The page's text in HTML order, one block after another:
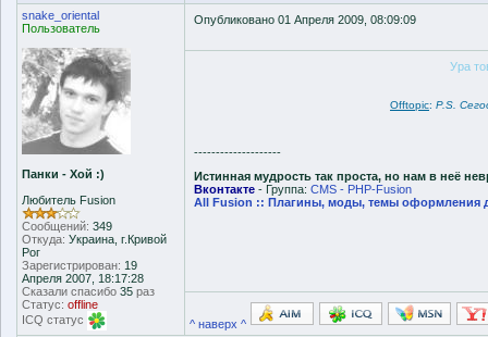
snake_oriental
Пользователь
Панки - Хой :)
Любитель Fusion
Сообщений: 349
Откуда: Украина, г.Кривой
Рог
Зарегистрирован: 19
Апреля 2007, 18:17:28
Сказали спасибо 35 раз
Статус: offline
ICQ статус
Опубликовано 01 Апреля 2009, 08:09:09
Ура
Offtopic: P.S.
--------------------
Истинная мудрость так проста, но нам в неё
Вконтакте - Группа: CMS - PHP-Fusion
All Fusion :: Плагины, моды, темы оформления
^ наверх ^